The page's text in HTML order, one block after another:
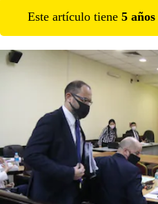
Este artículo tiene 5 años